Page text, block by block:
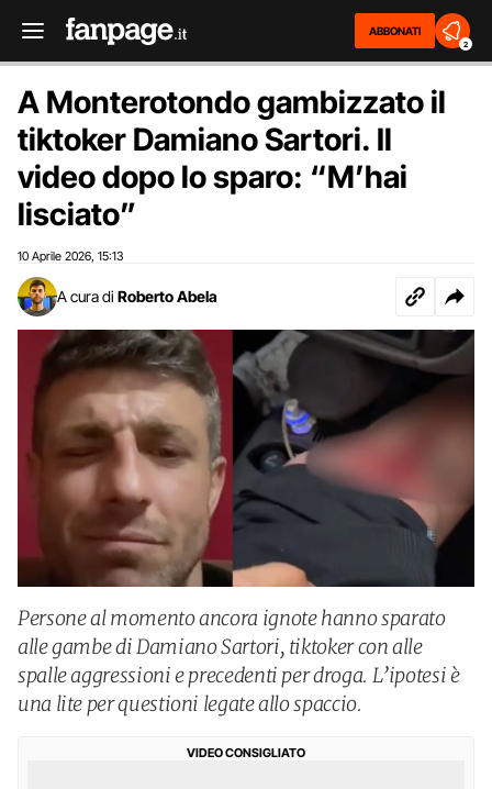
ABBONATI
2
A Monterotondo gambizzato il
tiktoker Damiano Sartori. Il
video dopo lo sparo: “M’hai
lisciato”
10 Aprile 2026 15:13
A cura di Roberto Abela
Persone al momento ancora ignote hanno sparato
alle gambe di Damiano Sartori, tiktoker con alle
spalle aggressioni e precedenti per droga. L’ipotesi è
una lite per questioni legate allo spaccio.
VIDEO CONSIGLIATO